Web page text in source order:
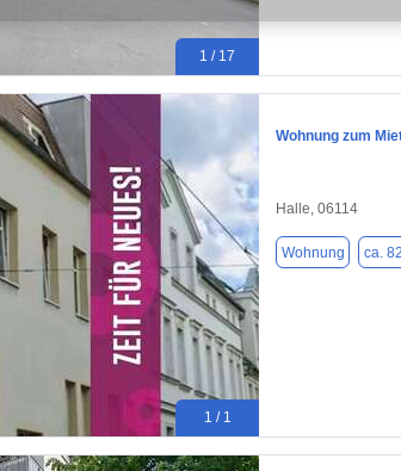
1 / 17
1 / 1
Wohnung zum
Halle, 06114
Wohnung ca.